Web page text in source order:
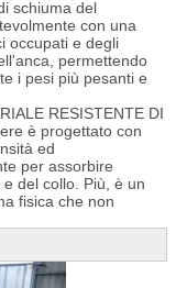
schiuma del
con una
occupati e degli
permettendo
i pesi più pesanti e
RESISTENTE DI
è progettato con
ed
per assorbire
del collo. Più, è un
fisica che non